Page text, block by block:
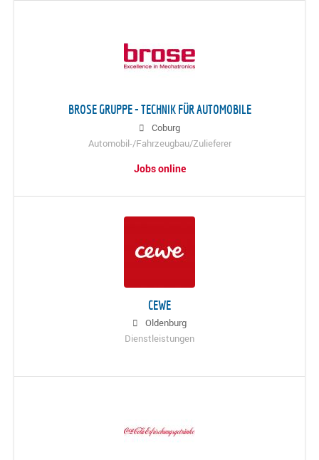
BROSE GRUPPE - TECHNIK FÜR AUTOMOBILE
Coburg
Automobil-/Fahrzeugbau/Zulieferer
Jobs online
CEWE
Oldenburg
Dienstleistungen